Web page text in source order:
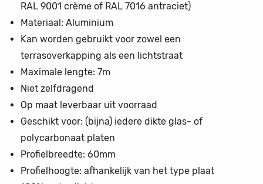
RAL 9001 crème of RAL 7016 antraciet)
Materiaal: Aluminium
Kan worden gebruikt voor zowel een
terrasoverkapping als een lichtstraat
Maximale lengte: 7m
Niet zelfdragend
Op maat leverbaar uit voorraad
Geschikt voor: (bijna) iedere dikte glas- of
polycarbonaat platen
Profielbreedte: 60mm
Profielhoogte: afhankelijk van het type plaat